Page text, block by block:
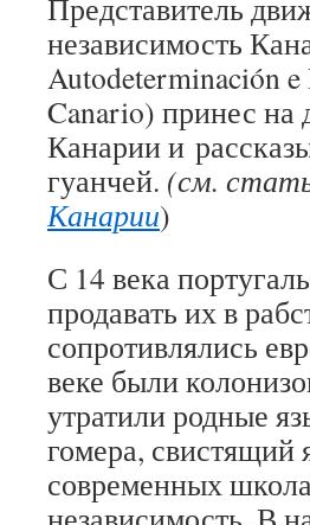
Представитель
независимость
Autodeterminación
Canario) принес на
Канарии и
гуанчей. (см.
Канарии)
С 14 века
продавать их в
сопротивлялись
веке были
утратили родные
гомера, свистящий
современных